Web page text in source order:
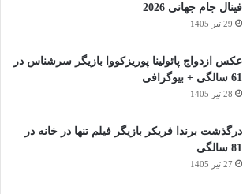
فینال جام جهانی 2026
29 تیر 1405
عکس ازدواج پائولینا پوریزکووا بازیگر سرشناس در
61 سالگی + بیوگرافی
28 تیر 1405
درگذشت برندا فریکر بازیگر فیلم تنها در خانه در
81 سالگی
27 تیر 1405